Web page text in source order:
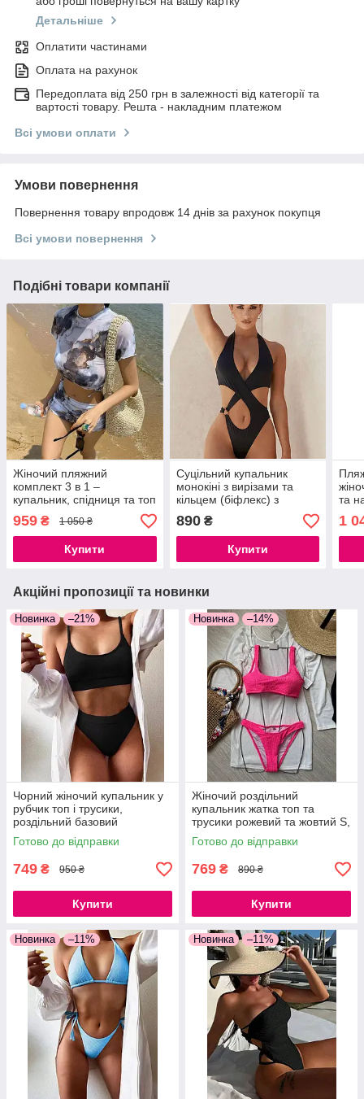
Детальніше
Оплатити частинами
Оплата на рахунок
Передоплата від 250 грн в залежності від категорії та
вартості товару. Решта - накладним платежом
Всі умови оплати
Умови повернення
Повернення товару впродовж 14 днів за рахунок покупця
Всі умови повернення
Подібні товари компанії
Жіночий пляжний
комплект 3 в 1 –
купальник, спідниця та топ
- футболка з принтом
мармур S-L
959 ₴ 1 050 ₴
Купити
Суцільний купальник
монокіні з вирізами та
кільцем (біфлекс) з
переплетінням, розміри S,
M, L
890₴
Купити
та
1
Акційні пропозиції та новинки
Новинка –21%
Чорний жіночий купальник у
рубчик топ і трусики,
роздільний базовий
купальник S, M
Готово до відправки
749 ₴ 950 ₴
Купити
Новинка –14%
Жіночий роздільний
купальник жатка топ та
трусики рожевий та жовтий S,
M, L
Готово до відправки
769 ₴ 890 ₴
Купити
Новинка –11% Новинка –11%